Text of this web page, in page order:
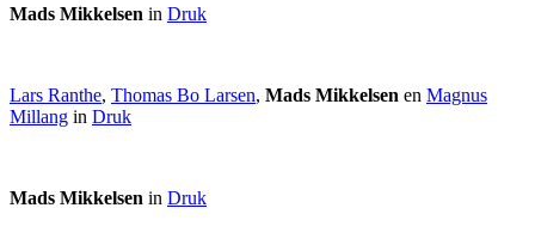
Mads Mikkelsen in Druk
Lars Ranthe, Thomas Bo Larsen, Mads Mikkelsen en Magnus
Millang in Druk
Mads Mikkelsen in Druk